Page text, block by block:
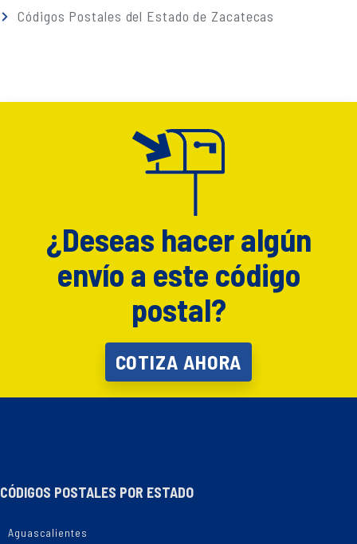
Códigos Postales del Estado de Zacatecas
¿Deseas hacer algún
envío a este código
postal?
COTIZA AHORA
CÓDIGOS POSTALES POR ESTADO
Aguascalientes